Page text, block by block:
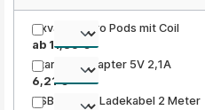
Oxva Xlim Pro Pods mit Coil
ab 11,35 €
Xtar USB Adapter 5V 2,1A
6,21 €
USB 2.0 Typ Ladekabel 2 Meter